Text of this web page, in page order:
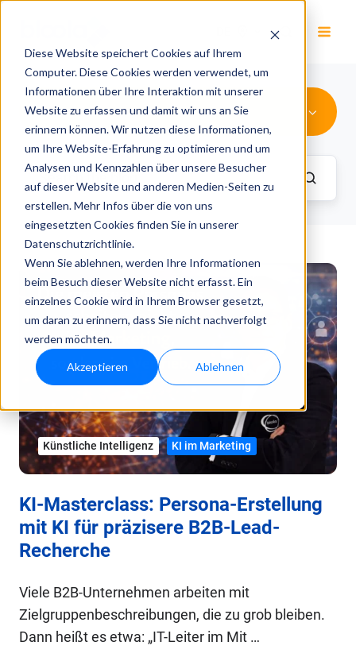
Diese Website speichert Cookies auf Ihrem
Computer. Diese Cookies werden verwendet, um
Informationen über Ihre Interaktion mit unserer
Website zu erfassen und damit wir uns an Sie
erinnern können. Wir nutzen diese Informationen,
um Ihre Website-Erfahrung zu optimieren und um
Analysen und Kennzahlen über unsere Besucher
auf dieser Website und anderen Medien-Seiten zu
erstellen. Mehr Infos über die von uns
eingesetzten Cookies finden Sie in unserer
Datenschutzrichtlinie.
Wenn Sie ablehnen, werden Ihre Informationen
beim Besuch dieser Website nicht erfasst. Ein
einzelnes Cookie wird in Ihrem Browser gesetzt,
um daran zu erinnern, dass Sie nicht nachverfolgt
werden möchten.
Akzeptieren Ablehnen
KI im Marketing
KI-Masterclass: Persona-Erstellung
mit KI für präzisere B2B-Lead-
Recherche
Viele B2B-Unternehmen arbeiten mit
Zielgruppenbeschreibungen, die zu grob bleiben.
Dann heißt es etwa: „IT-Leiter im Mit …
Künstliche Intelligenz KI im Marketing